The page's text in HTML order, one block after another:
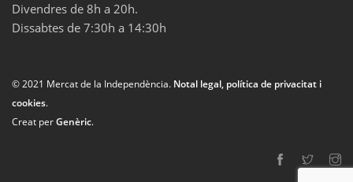
Divendres de 8h a 20h.
Dissabtes de 7:30h a 14:30h
© 2021 Mercat de la Independència. Notal legal, política de privacitat i
cookies.
Creat perGenèric.